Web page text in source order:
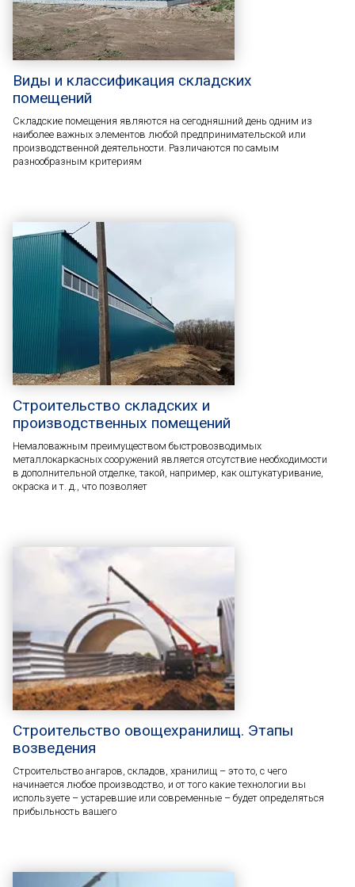
Виды и классификация складских
помещений
Складские помещения являются на сегодняшний день одним из
наиболее важных элементов любой предпринимательской или
производственной деятельности. Различаются по самым
разнообразным критериям
Строительство складских и
производственных помещений
Немаловажным преимуществом быстровозводимых
металлокаркасных сооружений является отсутствие необходимости
в дополнительной отделке, такой, например, как оштукатуривание,
окраска и т. д., что позволяет
Строительство овощехранилищ. Этапы
возведения
Строительство ангаров, складов, хранилищ – это то, с чего
начинается любое производство, и от того какие технологии вы
используете – устаревшие или современные – будет определяться
прибыльность вашего